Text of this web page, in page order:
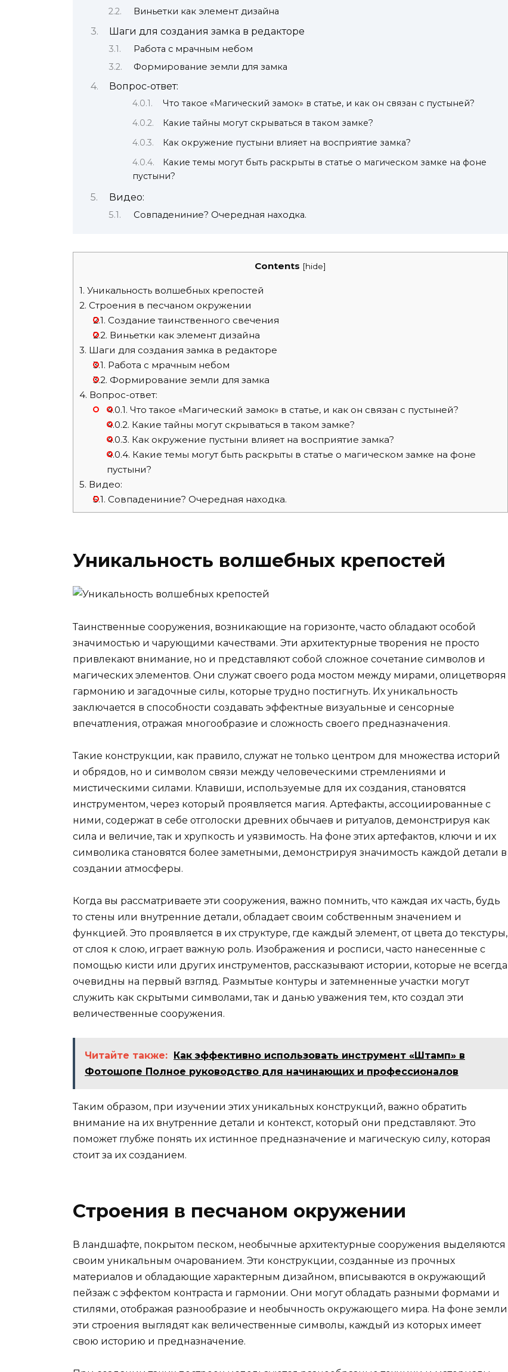
Виньетки как элемент дизайна
Шаги для создания замка в редакторе
Работа с мрачным небом
Формирование земли для замка
Вопрос-ответ:
Что такое «Магический замок» в статье, и как он связан с пустыней?
Какие тайны могут скрываться в таком замке?
Как окружение пустыни влияет на восприятие замка?
Какие темы могут быть раскрыты в статье о магическом замке на фоне
пустыни?
Видео:
Совпадениние? Очередная находка.
Contents [hide]
1. Уникальность волшебных крепостей
2. Строения в песчаном окружении
2.1. Создание таинственного свечения
2.2. Виньетки как элемент дизайна
3. Шаги для создания замка в редакторе
3.1. Работа с мрачным небом
3.2. Формирование земли для замка
4. Вопрос-ответ:
4.0.1. Что такое «Магический замок» в статье, и как он связан с пустыней?
4.0.2. Какие тайны могут скрываться в таком замке?
4.0.3. Как окружение пустыни влияет на восприятие замка?
4.0.4. Какие темы могут быть раскрыты в статье о магическом замке на фоне
пустыни?
5. Видео:
5.1. Совпадениние? Очередная находка.
Уникальность волшебных крепостей
Таинственные сооружения, возникающие на горизонте, часто обладают особой
значимостью и чарующими качествами. Эти архитектурные творения не просто
привлекают внимание, но и представляют собой сложное сочетание символов и
магических элементов. Они служат своего рода мостом между мирами, олицетворяя
гармонию и загадочные силы, которые трудно постигнуть. Их уникальность
заключается в способности создавать эффектные визуальные и сенсорные
впечатления, отражая многообразие и сложность своего предназначения.
Такие конструкции, как правило, служат не только центром для множества историй
и обрядов, но и символом связи между человеческими стремлениями и
мистическими силами. Клавиши, используемые для их создания, становятся
инструментом, через который проявляется магия. Артефакты, ассоциированные с
ними, содержат в себе отголоски древних обычаев и ритуалов, демонстрируя как
сила и величие, так и хрупкость и уязвимость. На фоне этих артефактов, ключи и их
символика становятся более заметными, демонстрируя значимость каждой детали в
создании атмосферы.
Когда вы рассматриваете эти сооружения, важно помнить, что каждая их часть, будь
то стены или внутренние детали, обладает своим собственным значением и
функцией. Это проявляется в их структуре, где каждый элемент, от цвета до текстуры,
от слоя к слою, играет важную роль. Изображения и росписи, часто нанесенные с
помощью кисти или других инструментов, рассказывают истории, которые не всегда
очевидны на первый взгляд. Размытые контуры и затемненные участки могут
служить как скрытыми символами, так и данью уважения тем, кто создал эти
величественные сооружения.
Читайте также: Как эффективно использовать инструмент «Штамп» в
Фотошопе Полное руководство для начинающих и профессионалов
Таким образом, при изучении этих уникальных конструкций, важно обратить
внимание на их внутренние детали и контекст, который они представляют. Это
поможет глубже понять их истинное предназначение и магическую силу, которая
стоит за их созданием.
Строения в песчаном окружении
В ландшафте, покрытом песком, необычные архитектурные сооружения выделяются
своим уникальным очарованием. Эти конструкции, созданные из прочных
материалов и обладающие характерным дизайном, вписываются в окружающий
пейзаж с эффектом контраста и гармонии. Они могут обладать разными формами и
стилями, отображая разнообразие и необычность окружающего мира. На фоне земли
эти строения выглядят как величественные символы, каждый из которых имеет
свою историю и предназначение.